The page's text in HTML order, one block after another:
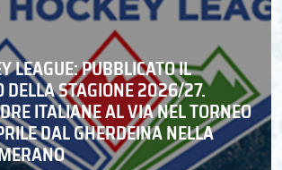
LEAGUE: PUBBLICATO IL
DELLA STAGIONE 2026/27.
ITALIANE AL VIA NEL TORNEO
DAL GHERDEINA NELLA